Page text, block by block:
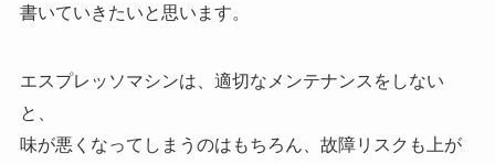
書いていきたいと思います。
エスプレッソマシンは、適切なメンテナンスをしない
と、
味が悪くなってしまうのはもちろん、故障リスクも上が